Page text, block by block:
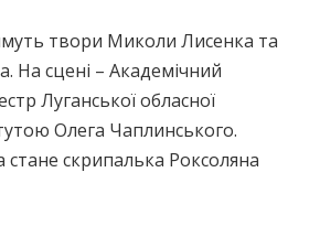
твори Миколи Лисенка та
На сцені – Академічний
Луганської обласної
Олега Чаплинського.
стане скрипалька Роксоляна